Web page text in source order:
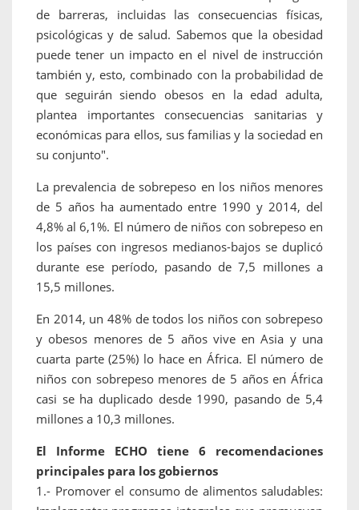
de barreras, incluidas las consecuencias físicas,
psicológicas y de salud. Sabemos que la obesidad
puede tener un impacto en el nivel de instrucción
también y, esto, combinado con la probabilidad de
que seguirán siendo obesos en la edad adulta,
plantea importantes consecuencias sanitarias y
económicas para ellos, sus familias y la sociedad en
su conjunto".
La prevalencia de sobrepeso en los niños menores
de 5 años ha aumentado entre 1990 y 2014, del
4,8% al 6,1%. El número de niños con sobrepeso en
los países con ingresos medianos-bajos se duplicó
durante ese período, pasando de 7,5 millones a
15,5 millones.
En 2014, un 48% de todos los niños con sobrepeso
y obesos menores de 5 años vive en Asia y una
cuarta parte (25%) lo hace en África. El número de
niños con sobrepeso menores de 5 años en África
casi se ha duplicado desde 1990, pasando de 5,4
millones a 10,3 millones.
El Informe ECHO tiene 6 recomendaciones
principales para los gobiernos
1.- Promover el consumo de alimentos saludables: